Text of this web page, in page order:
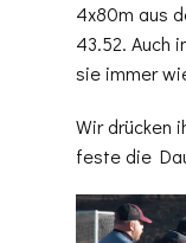
4x80m aus
43.52. Auch
sie immer
Wir drücken
feste die